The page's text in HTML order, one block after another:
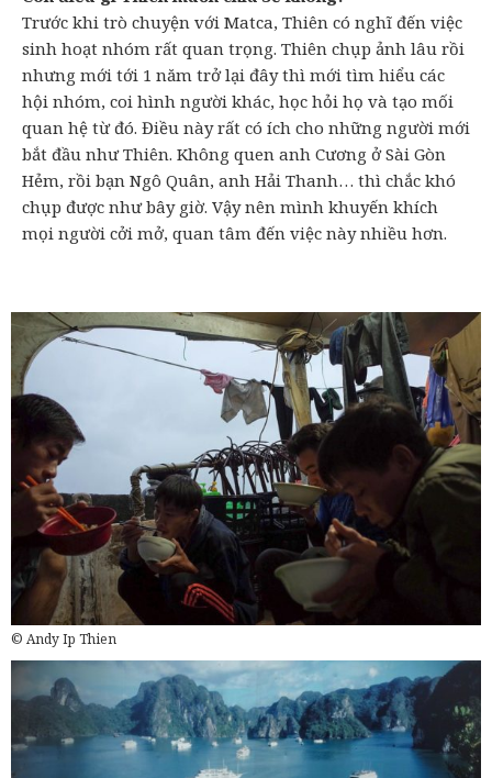
Trước khi trò chuyện với Matca, Thiên có nghĩ đến việc
sinh hoạt nhóm rất quan trọng. Thiên chụp ảnh lâu rồi
nhưng mới tới 1 năm trở lại đây thì mới tìm hiểu các
hội nhóm, coi hình người khác, học hỏi họ và tạo mối
quan hệ từ đó. Điều này rất có ích cho những người mới
bắt đầu như Thiên. Không quen anh Cương ở Sài Gòn
Hẻm, rồi bạn Ngô Quân, anh Hải Thanh… thì chắc khó
chụp được như bây giờ. Vậy nên mình khuyến khích
mọi người cởi mở, quan tâm đến việc này nhiều hơn.
© Andy Ip Thien